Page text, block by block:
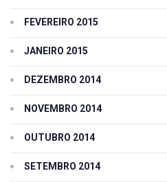
FEVEREIRO 2015
JANEIRO 2015
DEZEMBRO 2014
NOVEMBRO 2014
OUTUBRO 2014
SETEMBRO 2014